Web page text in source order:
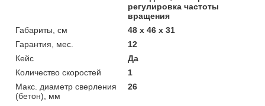
регулировка частоты
вращения
Габариты, см
48 х 46 х 31
Гарантия, мес.
12
Кейс
Да
Количество скоростей
1
Макс. диаметр сверления
(бетон), мм
26